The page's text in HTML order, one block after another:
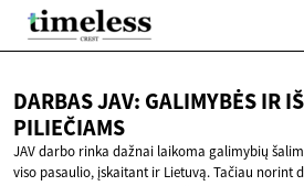
DARBAS JAV: GALIMYBĖS IR
PILIEČIAMS
JAV darbo rinka dažnai laikoma galimybių
viso pasaulio, įskaitant ir Lietuvą. Tačiau norint